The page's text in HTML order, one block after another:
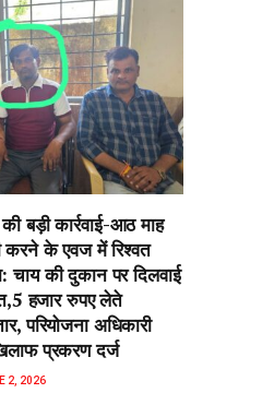
बड़ी कार्रवाई-आठ माह
करने के एवज में रिश्वत
चाय की दुकान पर दिलवाई
हजार रुपए लेते
परियोजना अधिकारी
प्रकरण दर्ज
2, 2026